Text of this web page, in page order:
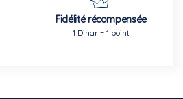
Fidélité récompensée
1 Dinar = 1 point